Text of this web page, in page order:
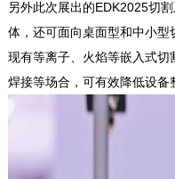
另外此次展出的EDK2025切
体，还可面向桌面型和中小
现有等离子、火焰等嵌入式切
焊接等场合，可有效降低设备